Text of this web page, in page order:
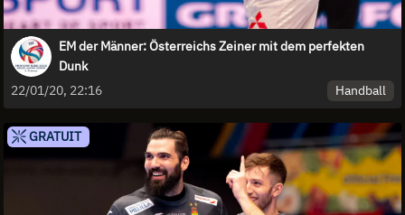
EM der Männer: Österreichs Zeiner mit dem perfekten
Dunk
22/01/20, 22:16
Handball
GRATUIT